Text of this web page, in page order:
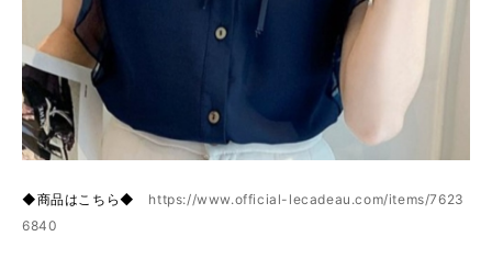
◆商品はこちら◆ https://www.official-lecadeau.com/items/7623
6840